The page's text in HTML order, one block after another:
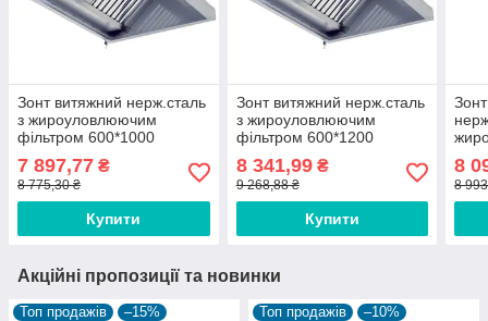
Зонт витяжний нерж.сталь
з жироуловлюючим
фільтром 600*1000
7 897,77 ₴
8 775,30 ₴
Купити
Зонт витяжний нерж.сталь
з жироуловлюючим
фільтром 600*1200
8 341,99₴
9 268,88 ₴
Купити
8
8
Акційні пропозиції та новинки
Топ продажів –15% Топ продажів –10%